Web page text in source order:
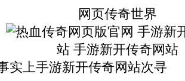
网页传奇世界
实上手游新开传奇网站次寻